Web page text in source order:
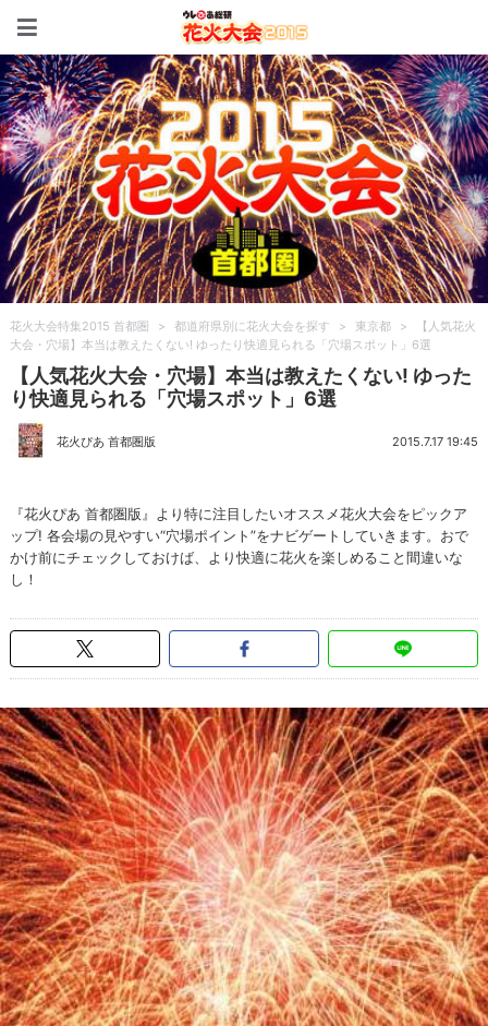
花火大会特集2015 首都圏 > 都道府県別に花火大会を探す > 東京都 >
【人気花火
大会・穴場】本当は教えたくない! ゆったり快適見られる「穴場スポット」6選
【人気花火大会・穴場】本当は教えたくない! ゆった
り快適見られる「穴場スポット」6選
花火ぴあ 首都圏版 2015.7.17 19:45
『花火ぴあ 首都圏版』より特に注目したいオススメ花火大会をピックア
ップ! 各会場の見やすい“穴場ポイント”をナビゲートしていきます。おで
かけ前にチェックしておけば、より快適に花火を楽しめること間違いな
し！